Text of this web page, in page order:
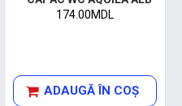
174.00MDL
ADAUGĂ ÎN COŞ